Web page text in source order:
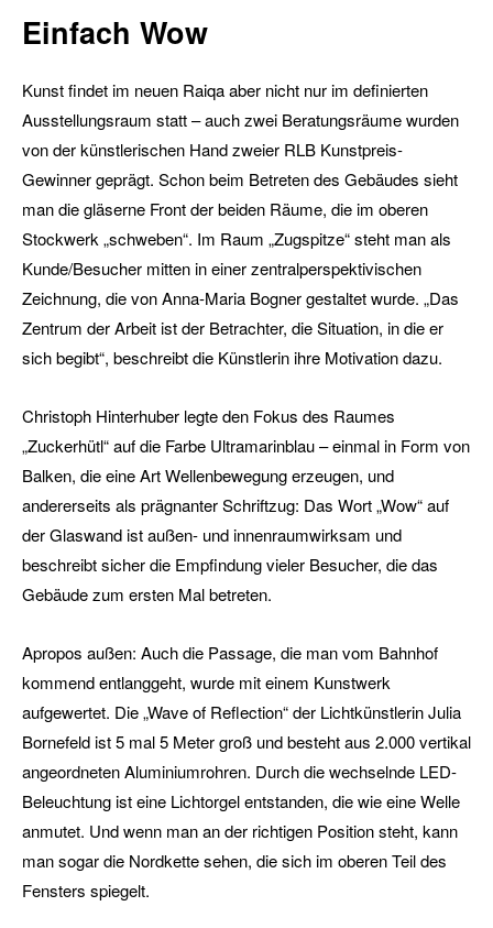
Einfach Wow
Kunst findet im neuen Raiqa aber nicht nur im definierten
Ausstellungsraum statt – auch zwei Beratungsräume wurden
von der künstlerischen Hand zweier RLB Kunstpreis-
Gewinner geprägt. Schon beim Betreten des Gebäudes sieht
man die gläserne Front der beiden Räume, die im oberen
Stockwerk „schweben“. Im Raum „Zugspitze“ steht man als
Kunde/Besucher mitten in einer zentralperspektivischen
Zeichnung, die von Anna-Maria Bogner gestaltet wurde. „Das
Zentrum der Arbeit ist der Betrachter, die Situation, in die er
sich begibt“, beschreibt die Künstlerin ihre Motivation dazu.
Christoph Hinterhuber legte den Fokus des Raumes
„Zuckerhütl“ auf die Farbe Ultramarinblau – einmal in Form von
Balken, die eine Art Wellenbewegung erzeugen, und
andererseits als prägnanter Schriftzug: Das Wort „Wow“ auf
der Glaswand ist außen- und innenraumwirksam und
beschreibt sicher die Empfindung vieler Besucher, die das
Gebäude zum ersten Mal betreten.
Apropos außen: Auch die Passage, die man vom Bahnhof
kommend entlanggeht, wurde mit einem Kunstwerk
aufgewertet. Die „Wave of Reflection“ der Lichtkünstlerin Julia
Bornefeld ist 5 mal 5 Meter groß und besteht aus 2.000 vertikal
angeordneten Aluminiumrohren. Durch die wechselnde LED-
Beleuchtung ist eine Lichtorgel entstanden, die wie eine Welle
anmutet. Und wenn man an der richtigen Position steht, kann
man sogar die Nordkette sehen, die sich im oberen Teil des
Fensters spiegelt.